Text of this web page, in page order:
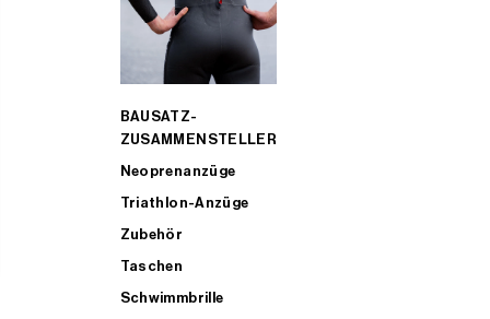
BAUSATZ-
ZUSAMMENSTELLER
Neoprenanzüge
Triathlon-Anzüge
Zubehör
Taschen
Schwimmbrille